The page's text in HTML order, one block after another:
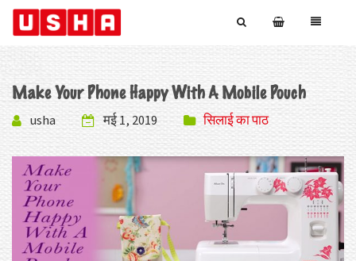
Make Your Phone Happy With A Mobile Pouch
usha
मई 1, 2019 सिलाई का पाठ